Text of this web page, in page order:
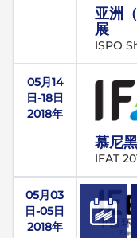
亚洲
展
ISPO
05月14
日-18日
2018年
慕尼
IFAT
05月03
日-05日
2018年